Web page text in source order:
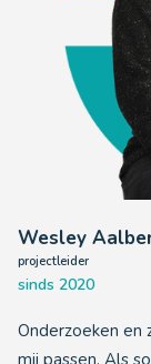
Wesley
projectleider
sinds 2020
Onderzoeken en